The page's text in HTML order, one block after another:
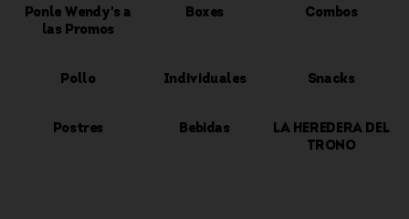
Ponle Wendy's a
las Promos
Boxes Combos
Pollo Individuales Snacks
Postres Bebidas
LA HEREDERA DEL
TRONO